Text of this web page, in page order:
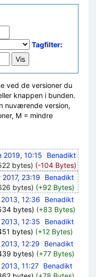
Tagfilter:
ved de versioner du
knappen i bunden.
nuværende version,
M = mindre
2019, 10:15
Benadikt
bytes) (-104 Bytes)
2017, 23:19
Benadikt
bytes) (+92 Bytes)
12:36
Benadikt
bytes) (+83 Bytes)
12:35
Benadikt
bytes) (+12 Bytes)
12:29
Benadikt
bytes) (+77 Bytes)
11:27‎ Benadikt